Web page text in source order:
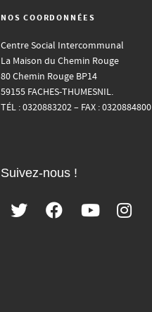
NOS COORDONNÉES
Centre Social Intercommunal
La Maison du Chemin Rouge
80 Chemin Rouge BP14
59155 FACHES-THUMESNIL.
TÉL : 0320883202 – FAX : 0320884800
Suivez-nous !